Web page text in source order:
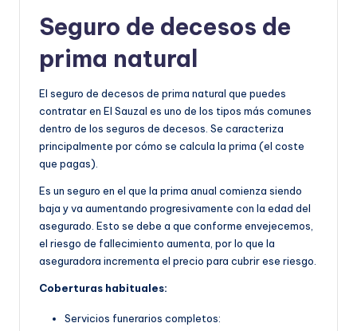
Seguro de decesos de
prima natural
El seguro de decesos de prima natural que puedes
contratar en El Sauzal es uno de los tipos más comunes
dentro de los seguros de decesos. Se caracteriza
principalmente por cómo se calcula la prima (el coste
que pagas).
Es un seguro en el que la prima anual comienza siendo
baja y va aumentando progresivamente con la edad del
asegurado. Esto se debe a que conforme envejecemos,
el riesgo de fallecimiento aumenta, por lo que la
aseguradora incrementa el precio para cubrir ese riesgo.
Coberturas habituales:
Servicios funerarios completos: